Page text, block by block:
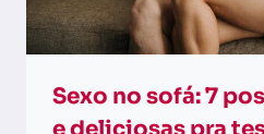
Sexo no sofá: 7